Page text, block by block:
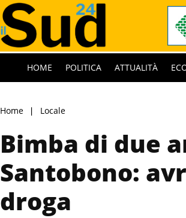
HOME POLITICA ATTUALITÀ
Home Locale
Bimba di due
Santobono:
droga